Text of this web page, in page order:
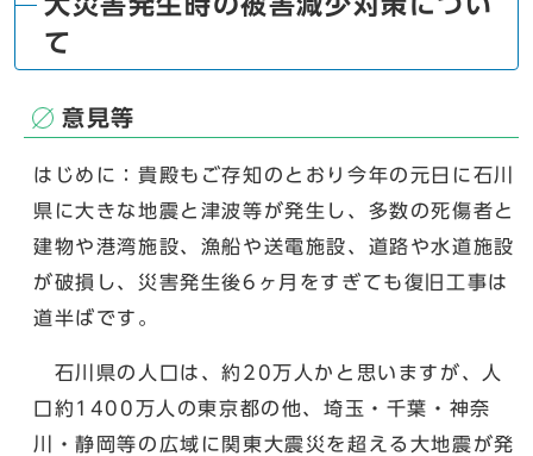
て
意見等
はじめに：貴殿もご存知のとおり今年の元日に石川
県に大きな地震と津波等が発生し、多数の死傷者と
建物や港湾施設、漁船や送電施設、道路や水道施設
が破損し、災害発生後6ヶ月をすぎても復旧工事は
道半ばです。
石川県の人口は、約20万人かと思いますが、人
口約1400万人の東京都の他、埼玉・千葉・神奈
川・静岡等の広域に関東大震災を超える大地震が発